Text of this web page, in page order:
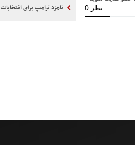
نامزد ترامپ برای انتخابات ۲۰۲۸ آمریکا مشخص شد!